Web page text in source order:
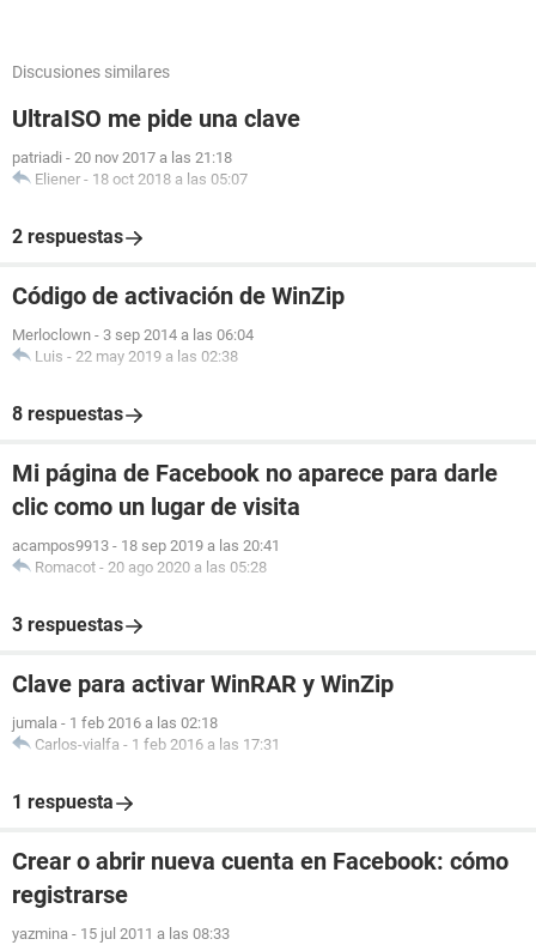
Discusiones similares
UltraISO me pide una clave
patriadi - 20 nov 2017 a las 21:18
Eliener - 18 oct 2018 a las 05:07
2 respuestas
Código de activación de WinZip
Merloclown - 3 sep 2014 a las 06:04
Luis - 22 may 2019 a las 02:38
8 respuestas
Mi página de Facebook no aparece para darle
clic como un lugar de visita
acampos9913 - 18 sep 2019 a las 20:41
Romacot - 20 ago 2020 a las 05:28
3 respuestas
Clave para activar WinRAR y WinZip
jumala - 1 feb 2016 a las 02:18
Carlos-vialfa - 1 feb 2016 a las 17:31
1 respuesta
Crear o abrir nueva cuenta en Facebook: cómo
registrarse
yazmina - 15 jul 2011 a las 08:33